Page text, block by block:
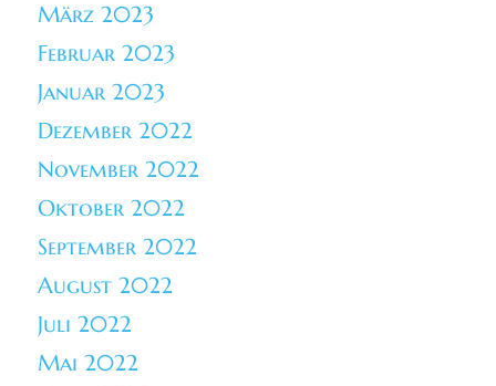
März 2023
Februar 2023
Januar 2023
Dezember 2022
November 2022
Oktober 2022
September 2022
August 2022
Juli 2022
Mai 2022